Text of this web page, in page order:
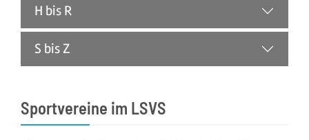
H bis R
S bis Z
Sportvereine im LSVS